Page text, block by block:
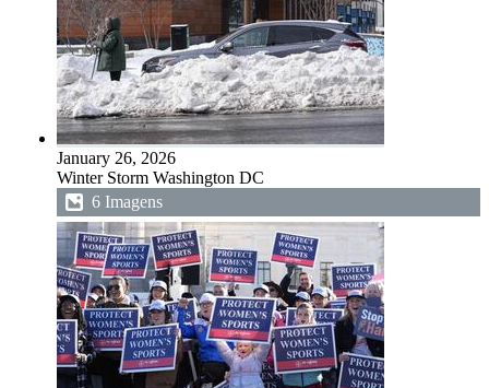
January 26, 2026
Winter Storm Washington DC
6 Imagens